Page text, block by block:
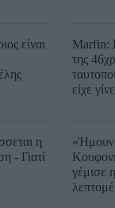
είναι
η
- Γιατί
Marfin:
της
είχε
«Ήμουν
γέμισε